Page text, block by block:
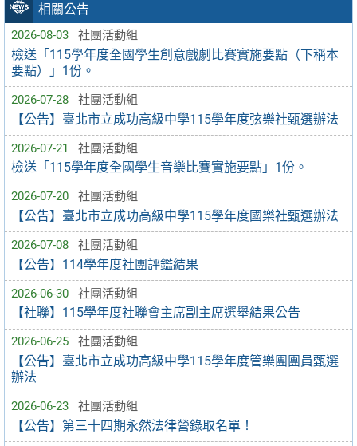
相關公告
2026-08-03 社團活動組
檢送「115學年度全國學生創意戲劇比賽實施要點（下稱本
要點）」1份。
2026-07-28 社團活動組
【公告】臺北市立成功高級中學115學年度弦樂社甄選辦法
2026-07-21 社團活動組
檢送「115學年度全國學生音樂比賽實施要點」1份。
2026-07-20 社團活動組
【公告】臺北市立成功高級中學115學年度國樂社甄選辦法
2026-07-08 社團活動組
【公告】114學年度社團評鑑結果
2026-06-30 社團活動組
【社聯】115學年度社聯會主席副主席選舉結果公告
2026-06-25 社團活動組
【公告】臺北市立成功高級中學115學年度管樂團團員甄選
辦法
2026-06-23 社團活動組
【公告】第三十四期永然法律營錄取名單！